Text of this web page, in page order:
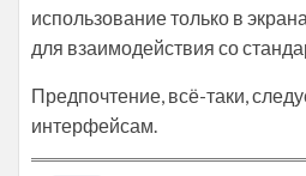
использование только в
для взаимодействия со
Предпочтение, всё-таки,
интерфейсам.